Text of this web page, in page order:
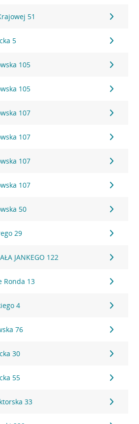
51
5
105
105
107
107
107
107
50
29
JANKEGO 122
Ronda 13
4
76
30
55
33